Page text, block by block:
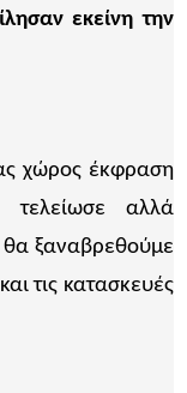
εκείνη την
χώρος έκφραση
τελείωσε αλλά
θα ξαναβρεθούμε
τις κατασκευές